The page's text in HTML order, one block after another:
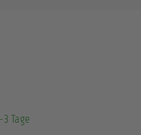
Tage